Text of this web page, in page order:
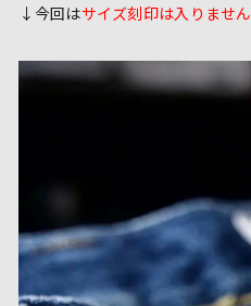
↓今回はサイズ刻印は入りません